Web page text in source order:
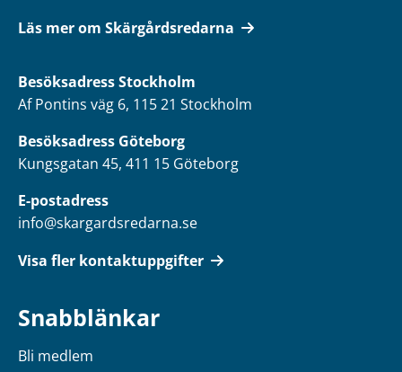
Läs mer om Skärgårdsredarna
BesöksadressStockholm
Af Pontins väg 6, 115 21 Stockholm
Besöksadress Göteborg
Kungsgatan 45, 411 15 Göteborg
E-postadress
info@skargardsredarna.se
Visa fler kontaktuppgifter
Snabblänkar
Bli medlem